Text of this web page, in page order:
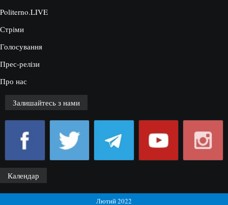
Politerno.LIVE
Стріми
Голосування
Прес-релізи
Про нас
Залишайтесь з нами
Календар
Лютий 2022